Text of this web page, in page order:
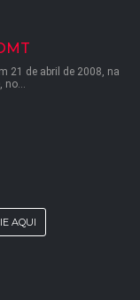
21 de abril de 2008, na
no...
AQUI